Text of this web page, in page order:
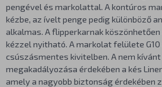
pengével és markolattal. A kontúros
kézbe, az ívelt penge pedig különböző
alkalmas. A flipperkarnak
kézzel nyitható. A markolat felülete
csúszásmentes kivitelben. A nem
megakadályozása érdekében a kés
amely a nagyobb biztonság érdekében